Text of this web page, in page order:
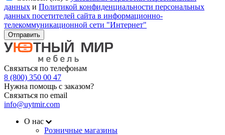
данных и Политикой конфиденциальности персональных
данных посетителей сайта в информационно-
телекоммуникационной сети "Интернет"
Отправить
Связаться по телефонам
8 (800) 350 00 47
Нужна помощь с заказом?
Связаться по email
info@uytmir.com
О нас
Розничные магазины